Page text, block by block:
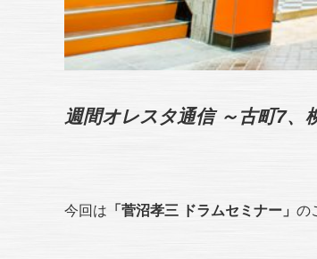
週間オレスタ通信 ～古町7、
今回は 「菅沼孝三 ドラムセミナー」 の